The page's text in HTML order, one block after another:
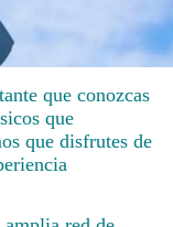
que conozcas
que
que disfrutes de